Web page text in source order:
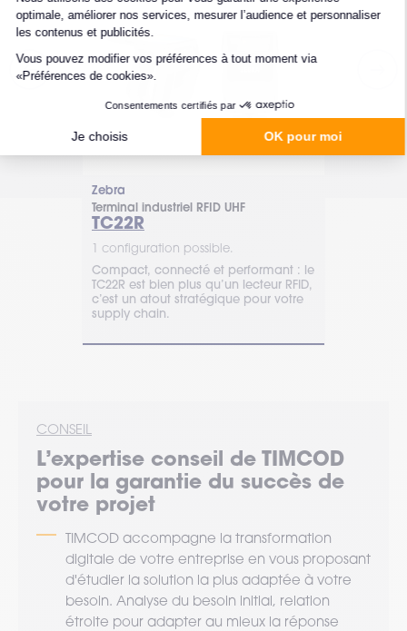
Zebra
Terminal industriel RFID UHF
TC22R
1 configuration possible.
Compact, connecté et performant : le
TC22R est bien plus qu’un lecteur RFID,
c’est un atout stratégique pour votre
supply chain.
CONSEIL
L’expertise conseil de TIMCOD
pour la garantie du succès de
votre projet
TIMCOD accompagne la transformation
digitale de votre entreprise en vous proposant
d'étudier la solution la plus adaptée à votre
besoin. Analyse du besoin initial, relation
étroite pour adapter au mieux la réponse